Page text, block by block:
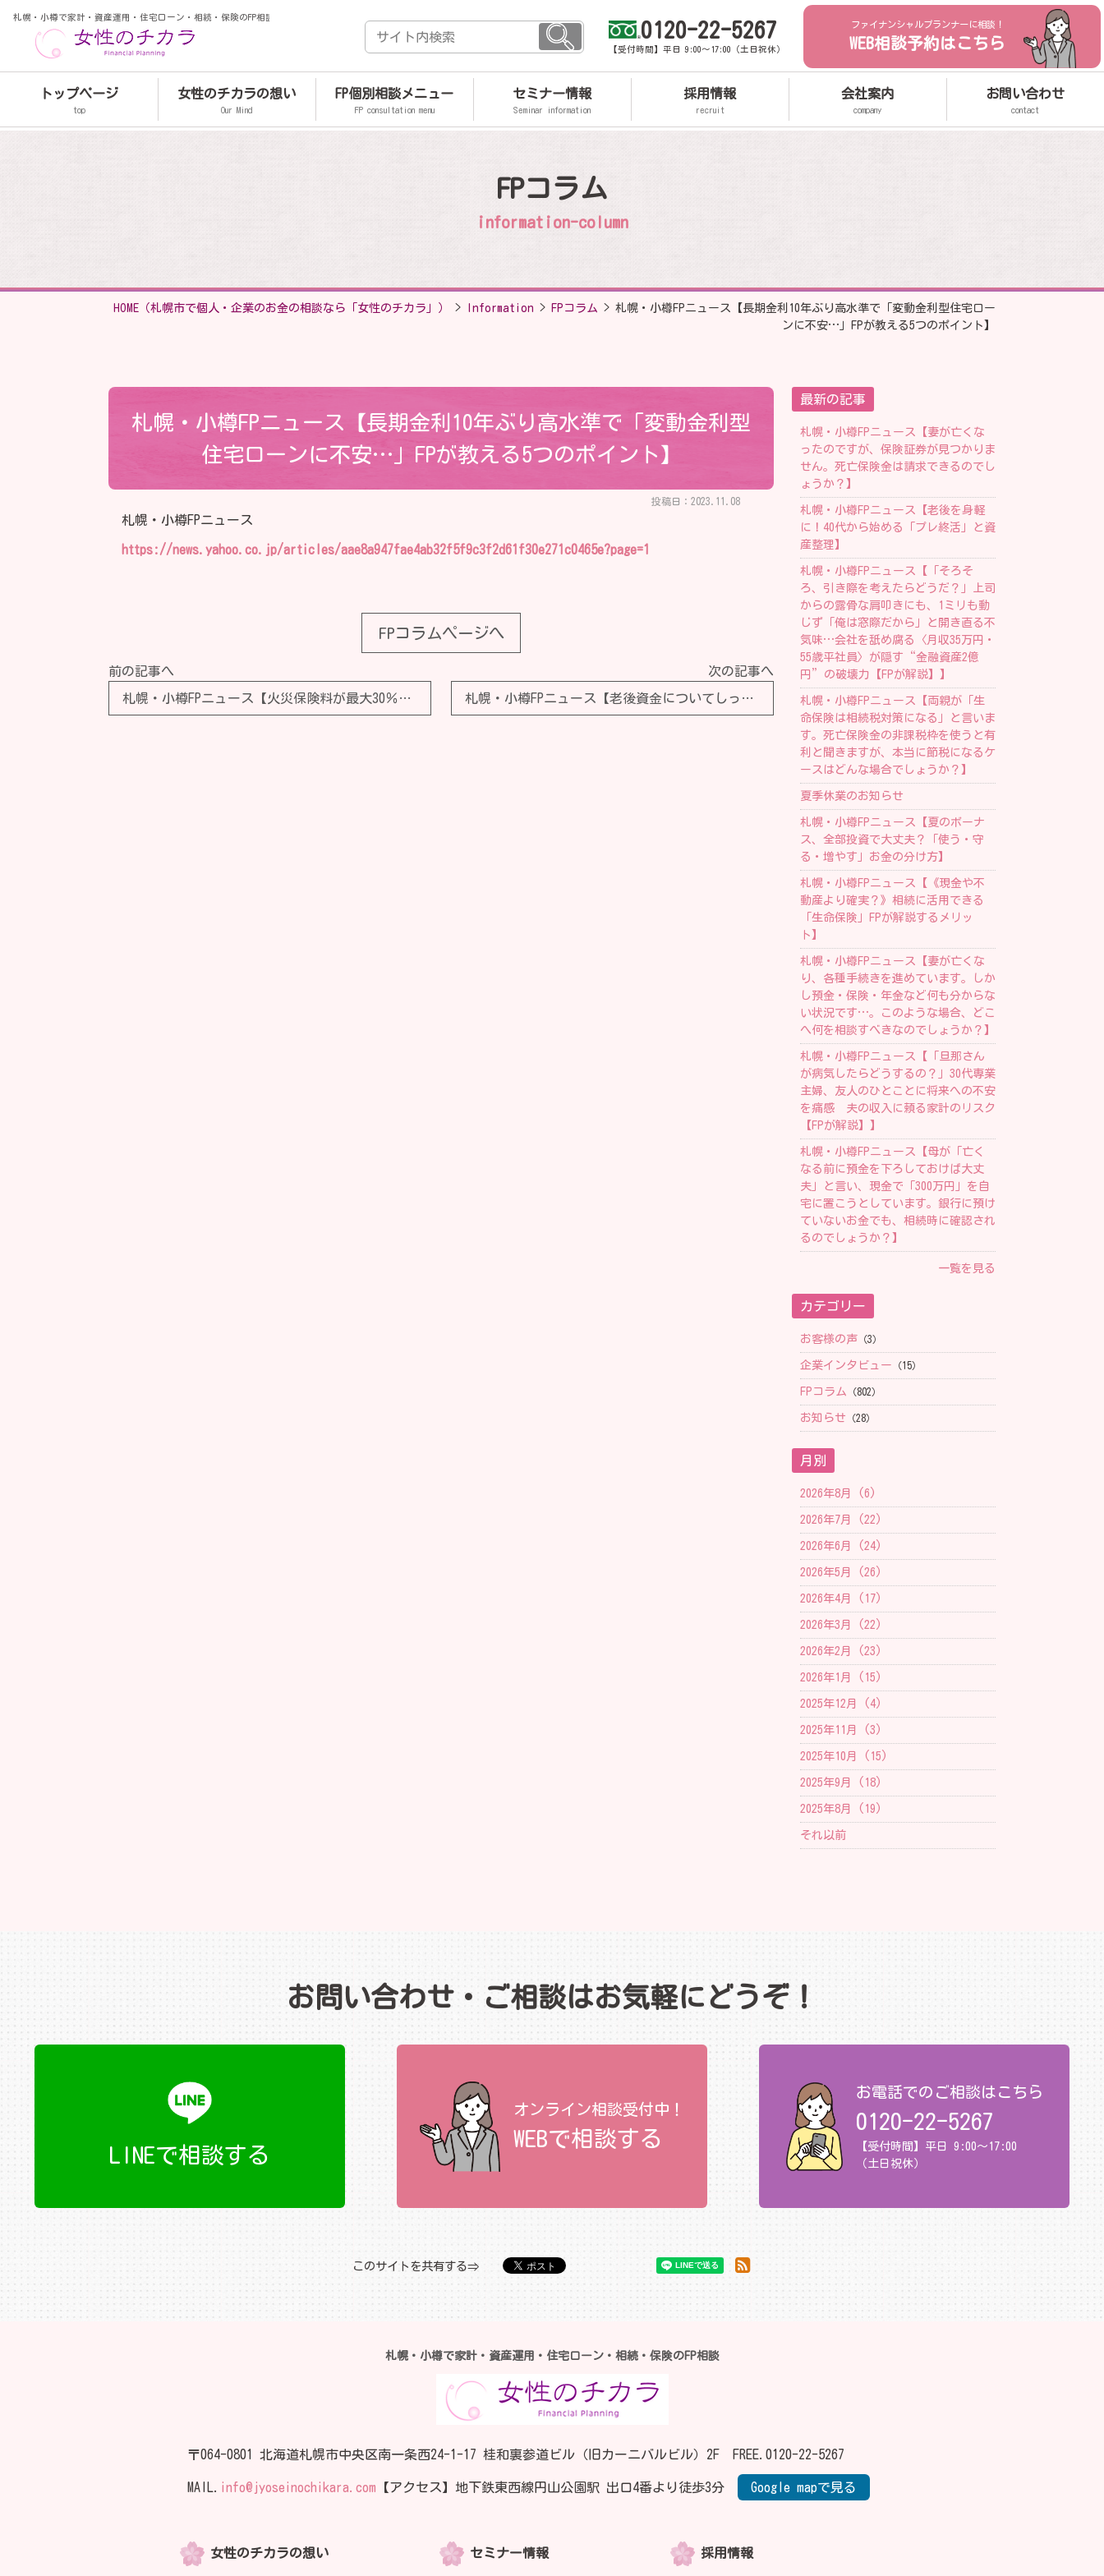
札幌・小樽で家計・資産運用・住宅ローン・相続・保険のFP相談
0120-22-5267
【受付時間】平日 9:00～17:00（土日祝休）
ファイナンシャルプランナーに相談！
WEB相談予約はこちら
トップページ
top
女性のチカラの想い
Our Mind
FP個別相談メニュー
FP consultation menu
セミナー情報
Seminar information
採用情報
recruit
会社案内
company
お問い合わせ
contact
FPコラム
information-column
HOME （札幌市で個人・企業のお金の相談なら「女性のチカラ」） > Information > FPコラム > 札幌・小樽FPニュース【長期金利10年ぶり高水準で「変動金利型住宅ロー
ンに不安…」FPが教える5つのポイント】
札幌・小樽FPニュース【長期金利10年ぶり高水準で「変動金利型
住宅ローンに不安…」FPが教える5つのポイント】
投稿日：2023.11.08
札幌・小樽FPニュース
https://news.yahoo.co.jp/articles/aae8a947fae4ab32f5f9c3f2d61f30e271c0465e?page=1
FPコラムページへ
前の記事へ
札幌・小樽FPニュース【火災保険料が最大30％値上げ！お金のプロが指南、今すぐ見直したほうがいい「ヤバい家」】
次の記事へ
札幌・小樽FPニュース【老後資金についてしっかりと考えたことがありません…将来のお金が不安なのですが、ライフプランは立てたほうがよいですか？】
最新の記事
札幌・小樽FPニュース【妻が亡くな
ったのですが、保険証券が見つかりま
せん。死亡保険金は請求できるのでし
ょうか？】
札幌・小樽FPニュース【老後を身軽
に！40代から始める「プレ終活」と資
産整理】
札幌・小樽FPニュース【「そろそ
ろ、引き際を考えたらどうだ？」上司
からの露骨な肩叩きにも、1ミリも動
じず「俺は窓際だから」と開き直る不
気味…会社を舐め腐る〈月収35万円・
55歳平社員〉が隠す“金融資産2億
円”の破壊力【FPが解説】】
札幌・小樽FPニュース【両親が「生
命保険は相続税対策になる」と言いま
す。死亡保険金の非課税枠を使うと有
利と聞きますが、本当に節税になるケ
ースはどんな場合でしょうか？】
夏季休業のお知らせ
札幌・小樽FPニュース【夏のボーナ
ス、全部投資で大丈夫？「使う・守
る・増やす」お金の分け方】
札幌・小樽FPニュース【《現金や不
動産より確実？》相続に活用できる
「生命保険」FPが解説するメリッ
ト】
札幌・小樽FPニュース【妻が亡くな
り、各種手続きを進めています。しか
し預金・保険・年金など何も分からな
い状況です…。このような場合、どこ
へ何を相談すべきなのでしょうか？】
札幌・小樽FPニュース【「旦那さん
が病気したらどうするの？」30代専業
主婦、友人のひとことに将来への不安
を痛感 夫の収入に頼る家計のリスク
【FPが解説】】
札幌・小樽FPニュース【母が「亡く
なる前に預金を下ろしておけば大丈
夫」と言い、現金で「300万円」を自
宅に置こうとしています。銀行に預け
ていないお金でも、相続時に確認され
るのでしょうか？】
一覧を見る
カテゴリー
お客様の声 （3）
企業インタビュー （15）
FPコラム （802）
お知らせ （28）
月別
2026年8月 (6)
2026年7月 (22)
2026年6月 (24)
2026年5月 (26)
2026年4月 (17)
2026年3月 (22)
2026年2月 (23)
2026年1月 (15)
2025年12月 (4)
2025年11月 (3)
2025年10月 (15)
2025年9月 (18)
2025年8月 (19)
それ以前
お問い合わせ・ご相談はお気軽にどうぞ！
LINEで相談する
オンライン相談受付中！
WEBで相談する
お電話でのご相談はこちら
0120-22-5267
【受付時間】平日 9:00～17:00
（土日祝休）
このサイトを共有する
札幌・小樽で家計・資産運用・住宅ローン・相続・保険のFP相談
〒064-0801 北海道札幌市中央区南一条西24-1-17 桂和裏参道ビル（旧カーニバルビル）2F FREE. 0120-22-5267
MAIL. info@jyoseinochikara.com 【アクセス】地下鉄東西線円山公園駅 出口4番より徒歩3分 Google mapで見る
女性のチカラの想い セミナー情報 採用情報